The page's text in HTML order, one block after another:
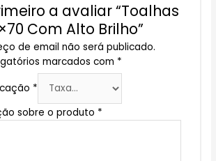
a avaliar “Toalhas
Com Alto Brilho”
de email não será publicado.
marcados com *
*
sobre o produto *